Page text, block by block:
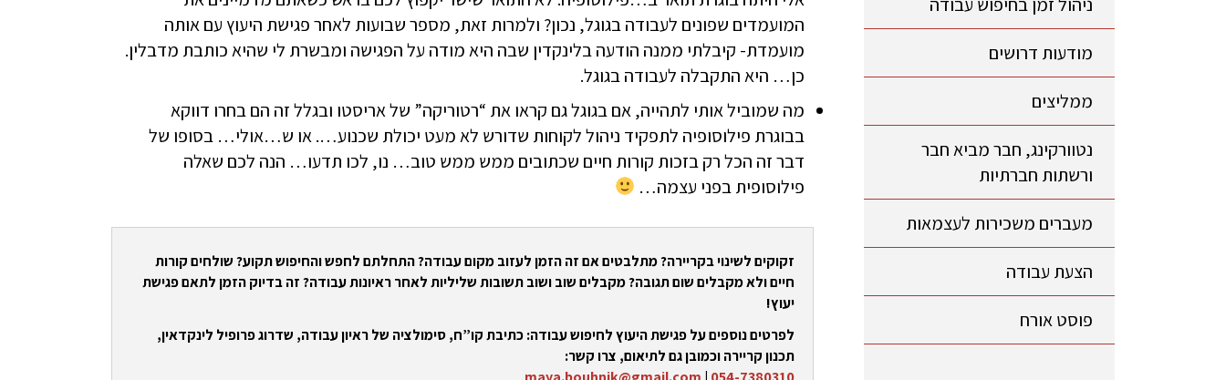
המועמדים שפונים לעבודה בגוגל, נכון? ולמרות זאת, מספר שבועות לאחר פגישת היעוץ עם אותה
מועמדת- קיבלתי ממנה הודעה בלינקדין שבה היא מודה על הפגישה ומבשרת לי שהיא כותבת מדבלין.
כן… היא התקבלה לעבודה בגוגל.
מה שמוביל אותי לתהייה, אם בגוגל גם קראו את “רטוריקה” של אריסטו ובגלל זה הם בחרו דווקא
בבוגרת פילוסופיה לתפקיד ניהול לקוחות שדורש לא מעט יכולת שכנוע…. או ש…אולי… בסופו של
דבר זה הכל רק בזכות קורות חיים שכתובים ממש ממש טוב… נו, לכו תדעו… הנה לכם שאלה
פילוסופית בפני עצמה…
זקוקים לשינוי בקריירה? מתלבטים אם זה הזמן לעזוב מקום עבודה? התחלתם לחפש והחיפוש תקוע? שולחים קורות
חיים ולא מקבלים שום תגובה? מקבלים שוב ושוב תשובות שליליות לאחר ראיונות עבודה? זה בדיוק הזמן לתאם פגישת
יעוץ!
לפרטים נוספים על פגישת היעוץ לחיפוש עבודה: כתיבת קו”ח, סימולציה של ראיון עבודה, שדרוג פרופיל לינקדאין,
תכנון קריירה וכמובן גם לתיאום, צרו קשר:
מודעות דרושים
ממליצים
נטוורקינג, חבר מביא חבר
ורשתות חברתיות
מעברים משכירות לעצמאות
הצעת עבודה
פוסט אורח